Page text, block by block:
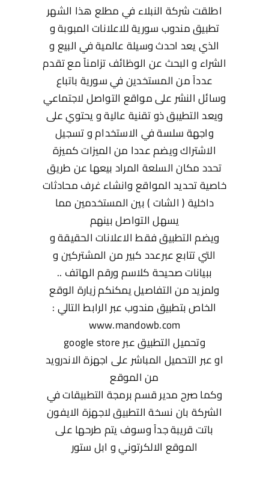
اطلقت شركة النبلاء في مطلع هذا الشهر
تطبيق مندوب سورية للاعلانات المبوبة و
الذي يعد احدث وسيلة عالمية في البيع و
الشراء و البحث عن الوظائف تزامناً مع تقدم
عدداً من المستخدين في سورية باتباع
وسائل النشر على مواقع التواصل لاجتماعي
ويعد التطيبق ذو تقنية عالية و يحتوي على
واجهة سلسة في الاستخدام و تسجيل
الاشتراك ويضم عددا من الميزات كميزة
تحدد مكان السلعة المراد بيعها عن طريق
خاصية تحديد المواقع وانشاء غرف محادثات
داخلية ( الشات ) بين المستخدمين مما
يسهل التواصل بينهم
ويضم التطبيق فقط الاعلانات الحقيقة و
التي تتابع عبرعدد كبير من المشتركين و
ببيانات صحيحة كلاسم ورقم الهاتف ..
ولمزيد من التفاصيل يمكنكم زيارة الوقع
الخاص بتطبيق مندوب عبر الرابط التالي :
www.mandowb.com
وتحميل التطبيق عبر google store
او عبر التحميل المباشر على اجهزة الاندرويد
من الموقع
وكما صرح مدير قسم برمجة التطبيقات في
الشركة بان نسخة التطبيق لاجهزة الايفون
باتت قريبة جداً وسوف يتم طرحها على
الموقع الالكرتوني و ابل ستور